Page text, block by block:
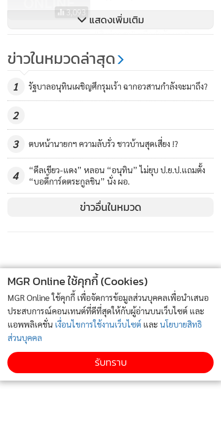
ระมัดระวัง เป็นภาพที่ต้องการไป “ให้กำลังใจ” เจ้าหน้าที่หรือ
ให้การสนับสนุนอำนวยความสะดวกทั้งในด้านอุปกรณ์ กำลัง
พลอย่างเต็มที่ และที่สำคัญ ไม่ได้ไป “แย่งซีน” ของเจ้าหน้าที่
โดยเฉพาะกับผู้บัญชาการเหตุการณ์ คือ นายณรงค์ศักดิ์ โอสถ
ธนากร ผู้ว่าราชการจังหวัดเชียงรายในขณะนั้น
ต้องยอมรับว่า ภาพลักษณ์ของ พล.อ.ประยุทธ์ จันทร์โอชา จาก
เด่น มีภาวะผู้นำสูง ในลักษณะที่เป็นผู้ใหญ่ ไม่ใช่ออกมาใน
ลักษณะของการหาเสียงแบบ “หาเศษหาเลย” แบบพวกนักการ
เมืองที่เคยเห็นจนคุ้นตา
อย่างไรก็ดี แม้ว่าจะตั้งใจหรือไม่ก็ตาม แต่ภาพดังกล่าวนั่นแหละ
กลับทำให้เป็นการเพิ่มภาพลักษณ์ให้โดดเด่นขึ้นมาอีกในแบบที่
คาดไม่ถึง เพราะหากบอกว่าจากวิกฤตถ้ำหลวงอีกด้านหนึ่งก็
โอชา และรัฐบาลของเขาได้อย่างไม่น่าเชื่อ และมาแบบไม่คาดคิด
3,093
2,699
“สิงห์อาสา” ผนึกกำลัง นศ.8
ลงแขกดำนาพื้นที่รับน้ำถ้ำหลวง
แสดงเพิ่มเติม
ข่าวในหมวดล่าสุด
1 รัฐบาลอนุทินเผชิญศึกรุมเร้า ฉากอวสานกำลังจะมาถึง?
2
3 ตบหน้านายกฯ ความลับรั่ว ชาวบ้านสุดเสี่ยง !?
4
“ดีลเขียว-แดง” หลอน “อนุทิน” ไม่ยุบ ป.ย.ป.แถมตั้ง
“บอดี้การ์ดตระกูลชิน” นั่ง ผอ.
ข่าวอื่นในหมวด
MGR Online ใช้คุกกี้ (Cookies)
MGR Online ใช้คุกกี้ เพื่อจัดการข้อมูลส่วนบุคคลเพื่อนำเสนอ
ประสบการณ์คอนเทนต์ที่ดีที่สุดให้กับผู้อ่านบนเว็บไซต์ และ
แอพพลิเคชั่น เงื่อนไขการใช้งานเว็บไซต์ และ นโยบายสิทธิ
ส่วนบุคคล
รับทราบ